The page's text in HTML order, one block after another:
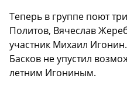
Теперь в группе поют
Политов, Вячеслав
участник Михаил
Басков не упустил
летним Игониным.